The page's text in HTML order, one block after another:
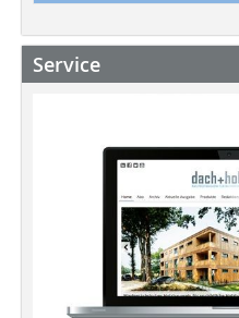
Service